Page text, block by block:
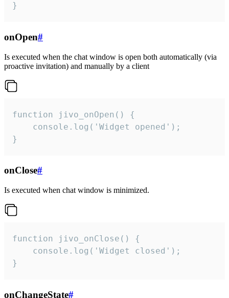
}
onOpen#
Is executed when the chat window is open both automatically (via
proactive invitation) and manually by a client
function jivo_onOpen() {
    console.log('Widget opened');
}
onClose#
Is executed when chat window is minimized.
function jivo_onClose() {
    console.log('Widget closed');
}
onChangeState#